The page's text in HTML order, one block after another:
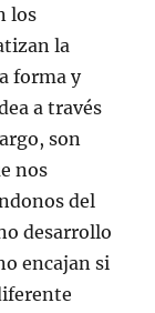
los
la
forma y
a través
son
nos
del
desarrollo
encajan si